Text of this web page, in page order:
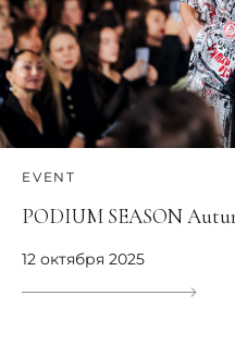
EVENT
PODIUM SEASON
12 октября 2025